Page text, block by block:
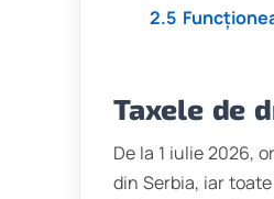
2.5
Taxele de
De la 1 iulie 2026,
din Serbia, iar